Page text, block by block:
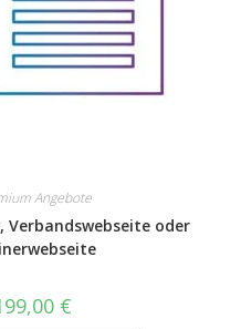
Angebote
Verbandswebseite oder
€